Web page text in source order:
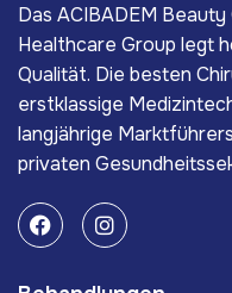
Das ACIBADEM
Healthcare Group legt
Qualität. Die besten
erstklassige
langjährige
privaten